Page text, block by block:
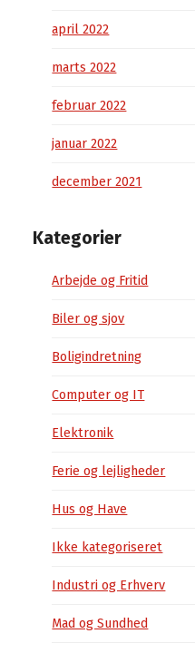
april 2022
marts 2022
februar 2022
januar 2022
december 2021
Kategorier
Arbejde og Fritid
Biler og sjov
Boligindretning
Computer og IT
Elektronik
Ferie og lejligheder
Hus og Have
Ikke kategoriseret
Industri og Erhverv
Mad og Sundhed